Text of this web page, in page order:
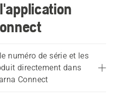
numéro de série et les
directement dans
Connect